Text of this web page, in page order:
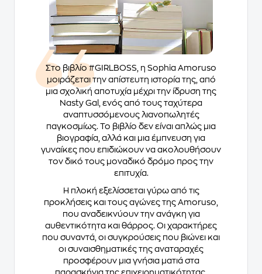
Στο βιβλίο #GIRLBOSS , η Sophia Amoruso
μοιράζεται την απίστευτη ιστορία της, από
μια σχολική αποτυχία μέχρι την ίδρυση της
Nasty Gal, ενός από τους ταχύτερα
αναπτυσσόμενους λιανοπωλητές
παγκοσμίως. Το βιβλίο δεν είναι απλώς μια
βιογραφία, αλλά και μια έμπνευση για
γυναίκες που επιδιώκουν να ακολουθήσουν
τον δικό τους μοναδικό δρόμο προς την
επιτυχία.
Η πλοκή εξελίσσεται γύρω από τις
προκλήσεις και τους αγώνες της Amoruso,
που αναδεικνύουν την ανάγκη για
αυθεντικότητα και θάρρος. Οι χαρακτήρες
που συναντά, οι συγκρούσεις που βιώνει και
οι συναισθηματικές της αναταραχές
προσφέρουν μια γνήσια ματιά στα
παρασκήνια της επιχειρηματικότητας,